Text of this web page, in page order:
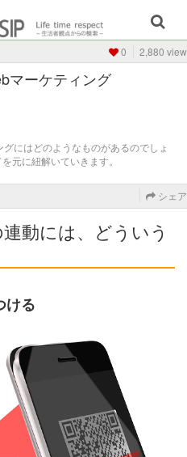
0 2,880 view
マーケティング
にはどのようなものがあるのでしょ
元に紐解いていきます。
シェア
動には、どういう
ける